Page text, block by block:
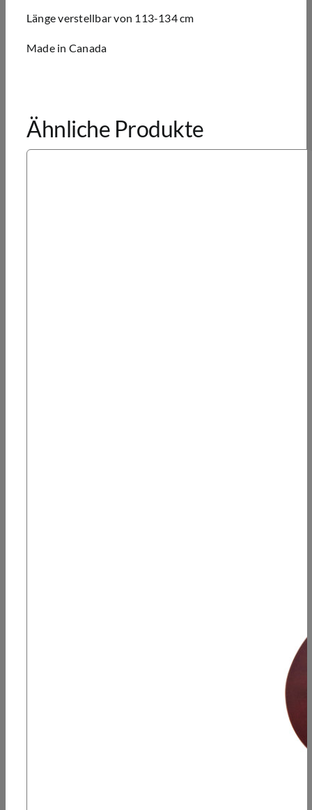
Länge verstellbar von 113-134 cm
Made in Canada
Ähnliche Produkte